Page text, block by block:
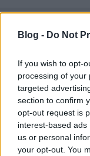
Blog - Do Not
If you wish to opt-
processing of your
targeted
section to confirm
opt-out request is
interest-based
us or personal
your opt-out. You